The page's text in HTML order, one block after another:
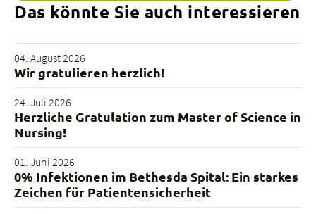
Das könnte Sie auch interessieren
04. August 2026
Wir gratulieren herzlich!
24. Juli 2026
Herzliche Gratulation zum Master of Science in
Nursing!
01. Juni 2026
0% Infektionen im Bethesda Spital: Ein starkes
Zeichen für Patientensicherheit